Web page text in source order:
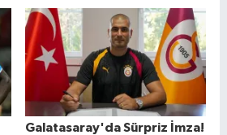
Galatasaray'da Sürpriz İmza!